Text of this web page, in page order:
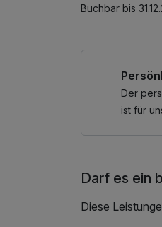
to go,
Buchbar bis
Der
ist für
Darf es ein
Diese